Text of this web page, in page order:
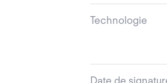
Technologie